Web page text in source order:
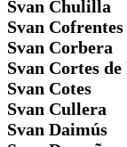
Svan Chulilla
Svan Cofrentes
Svan Corbera
Svan Cortes de
Svan Cotes
Svan Cullera
Svan Daimús